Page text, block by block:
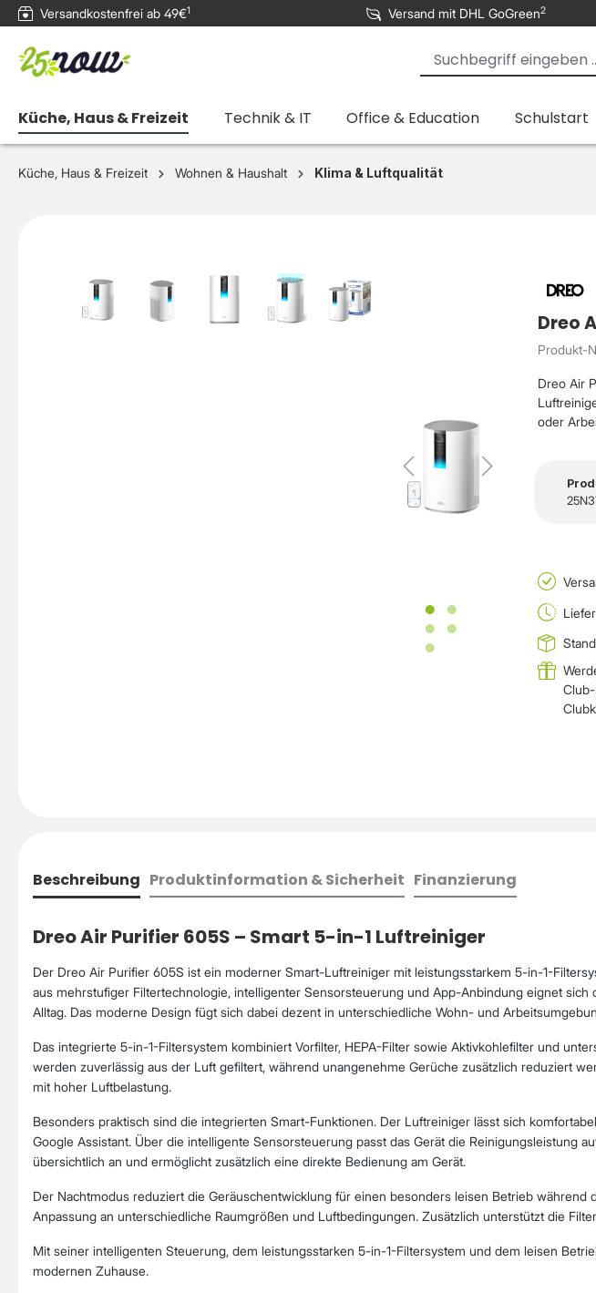
springen Zur Hauptnavigation springen
Versandkostenfrei ab 49€1 Versand mit DHL GoGreen2
Küche, Haus & Freizeit Technik & IT Office & Education Schulstart
Küche, Haus & Freizeit Wohnen & Haushalt Klima & Luftqualität
Dreo
Produkt-
Dreo Air
oder
Beschreibung Produktinformation & Sicherheit Finanzierung
Dreo Air Purifier 605S – Smart 5-in-1 Luftreiniger
Der Dreo Air Purifier 605S ist ein moderner Smart-Luftreiniger mit leistungsstarkem 5-in-1-
aus mehrstufiger Filtertechnologie, intelligenter Sensorsteuerung und App-Anbindung eignet
Alltag. Das moderne Design fügt sich dabei dezent in unterschiedliche Wohn- und
Das integrierte 5-in-1-Filtersystem kombiniert Vorfilter, HEPA-Filter sowie Aktivkohlefilter und
werden zuverlässig aus der Luft gefiltert, während unangenehme Gerüche zusätzlich reduziert
mit hoher Luftbelastung.
Besonders praktisch sind die integrierten Smart-Funktionen. Der Luftreiniger lässt sich
Google Assistant. Über die intelligente Sensorsteuerung passt das Gerät die Reinigungsleistung
übersichtlich an und ermöglicht zusätzlich eine direkte Bedienung am Gerät.
Der Nachtmodus reduziert die Geräuschentwicklung für einen besonders leisen Betrieb
Anpassung an unterschiedliche Raumgrößen und Luftbedingungen. Zusätzlich unterstützt die
Mit seiner intelligenten Steuerung, dem leistungsstarken 5-in-1-Filtersystem und dem leisen
modernen Zuhause.